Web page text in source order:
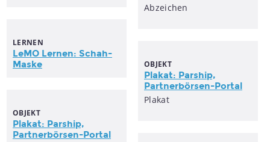
Abzeichen
LERNEN
LeMO Lernen: Schah-
Maske
OBJEKT
Plakat: Parship,
Partnerbörsen-Portal
Plakat
OBJEKT
Plakat: Parship,
Partnerbörsen-Portal